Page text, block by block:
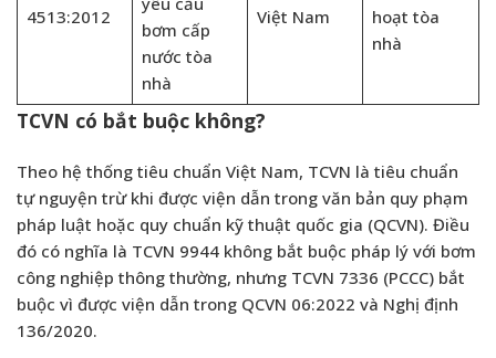
4513:2012
bơm cấp
nước tòa
nhà
Việt Nam
hoạt tòa
nhà
TCVN có bắt buộc không?
Theo hệ thống tiêu chuẩn Việt Nam, TCVN là tiêu chuẩn
tự nguyện trừ khi được viện dẫn trong văn bản quy phạm
pháp luật hoặc quy chuẩn kỹ thuật quốc gia (QCVN). Điều
đó có nghĩa là TCVN 9944 không bắt buộc pháp lý với bơm
công nghiệp thông thường, nhưng TCVN 7336 (PCCC) bắt
buộc vì được viện dẫn trong QCVN 06:2022 và Nghị định
136/2020.